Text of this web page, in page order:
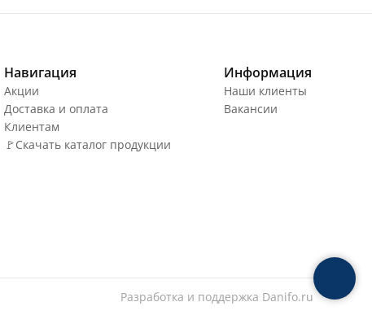
Навигация
Акции
Доставка и оплата
Клиентам
🚩Скачать каталог продукции
Информация
Наши клиенты
Вакансии
Разработка и поддержка Danifo.ru